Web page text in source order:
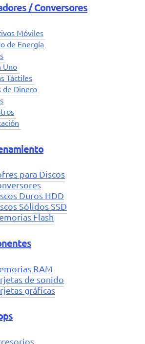
/ Conversores
Móviles
de Energía
Uno
Táctiles
de Dinero
para Discos
Duros HDD
Sólidos SSD
Flash
RAM
de sonido
gráficas